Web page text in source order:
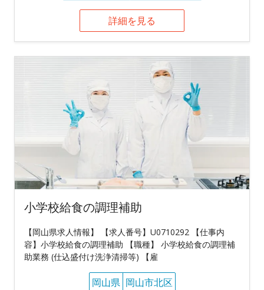
詳細を見る
小学校給食の調理補助
【岡山県求人情報】 【求人番号】U0710292 【仕事内
容】小学校給食の調理補助 【職種】 小学校給食の調理補
助業務 (仕込盛付け洗浄清掃等) 【雇
岡山県 岡山市北区